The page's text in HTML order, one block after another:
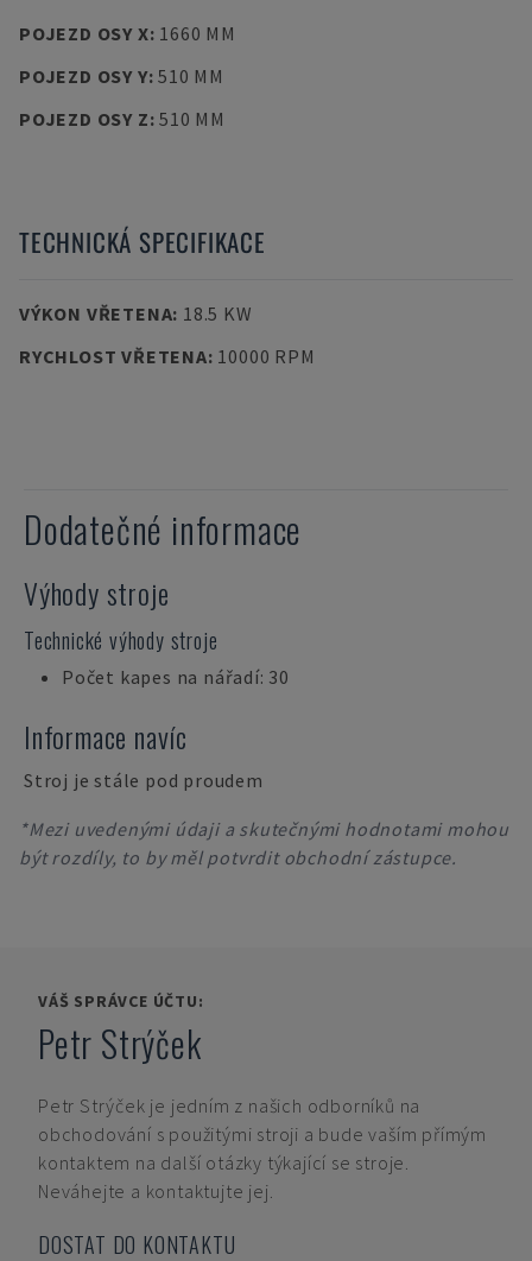
POJEZD OSY X: 1660 MM
POJEZD OSY Y:510 MM
POJEZD OSY Z:510 MM
TECHNICKÁ SPECIFIKACE
VÝKON VŘETENA: 18.5 KW
RYCHLOST VŘETENA: 10000 RPM
Dodatečné informace
Výhody stroje
Technické výhody stroje
Počet kapes na nářadí: 30
Informace navíc
Stroj je stále pod proudem
*Mezi uvedenými údaji a skutečnými hodnotami mohou
být rozdíly, to by měl potvrdit obchodní zástupce.
VÁŠ SPRÁVCE ÚČTU:
Petr Strýček
Petr Strýček je jedním z našich odborníků na
obchodování s použitými stroji a bude vaším přímým
kontaktem na další otázky týkající se stroje.
Neváhejte a kontaktujte jej.
DOSTAT DO KONTAKTU